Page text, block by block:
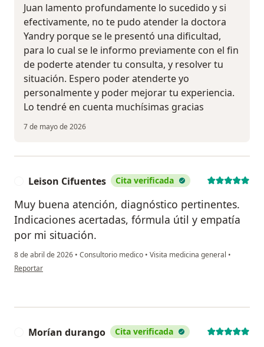
Juan lamento profundamente lo sucedido y si
efectivamente, no te pudo atender la doctora
Yandry porque se le presentó una dificultad,
para lo cual se le informo previamente con el fin
de poderte atender tu consulta, y resolver tu
situación. Espero poder atenderte yo
personalmente y poder mejorar tu experiencia.
Lo tendré en cuenta muchísimas gracias
7 de mayo de 2026
Leison Cifuentes Cita verificada
Muy buena atención, diagnóstico pertinentes.
Indicaciones acertadas, fórmula útil y empatía
por mi situación.
8 de abril de 2026 • Consultorio medico • Visita medicina general •
en opinión del usuario Leison Cifuentes
Reportar
Morían durango Cita verificada